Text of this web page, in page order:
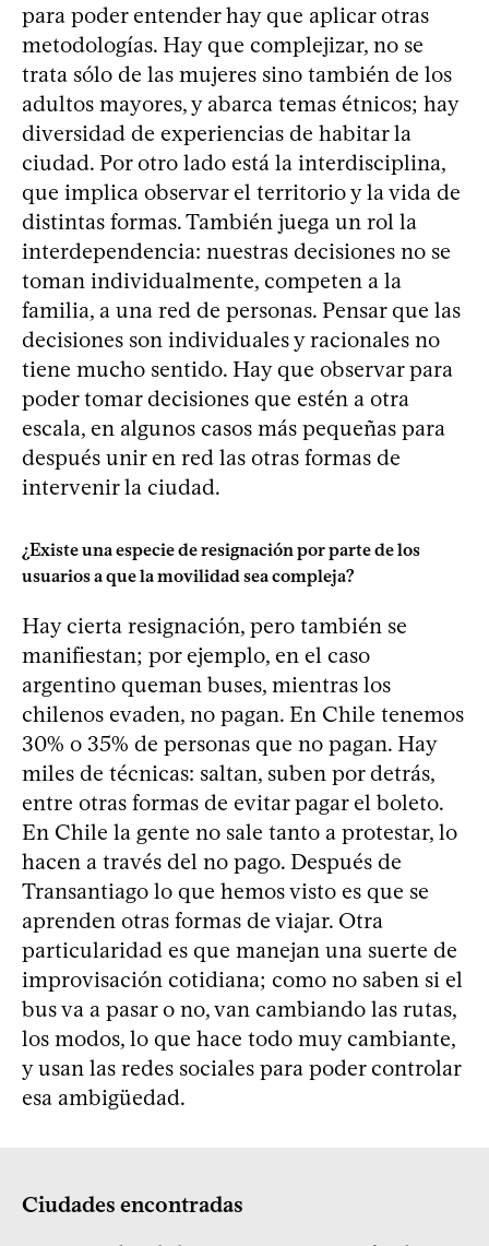
para poder entender hay que aplicar otras
metodologías. Hay que complejizar, no se
trata sólo de las mujeres sino también de los
adultos mayores, y abarca temas étnicos; hay
diversidad de experiencias de habitar la
ciudad. Por otro lado está la interdisciplina,
que implica observar el territorio y la vida de
distintas formas. También juega un rol la
interdependencia: nuestras decisiones no se
toman individualmente, competen a la
familia, a una red de personas. Pensar que las
decisiones son individuales y racionales no
tiene mucho sentido. Hay que observar para
poder tomar decisiones que estén a otra
escala, en algunos casos más pequeñas para
después unir en red las otras formas de
intervenir la ciudad.
¿Existe una especie de resignación por parte de los
usuarios a que la movilidad sea compleja?
Hay cierta resignación, pero también se
manifiestan; por ejemplo, en el caso
argentino queman buses, mientras los
chilenos evaden, no pagan. En Chile tenemos
30% o 35% de personas que no pagan. Hay
miles de técnicas: saltan, suben por detrás,
entre otras formas de evitar pagar el boleto.
En Chile la gente no sale tanto a protestar, lo
hacen a través del no pago. Después de
Transantiago lo que hemos visto es que se
aprenden otras formas de viajar. Otra
particularidad es que manejan una suerte de
improvisación cotidiana; como no saben si el
bus va a pasar o no, van cambiando las rutas,
los modos, lo que hace todo muy cambiante,
y usan las redes sociales para poder controlar
esa ambigüedad.
Ciudades encontradas